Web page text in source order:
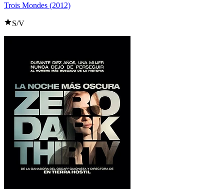
Trois Mondes (2012)
S/V